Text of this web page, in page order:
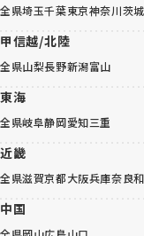
全県埼玉千葉東京神奈川茨城
甲信越/北陸
全県山梨長野新潟富山
東海
全県岐阜静岡愛知三重
近畿
全県滋賀京都大阪兵庫奈良
中国